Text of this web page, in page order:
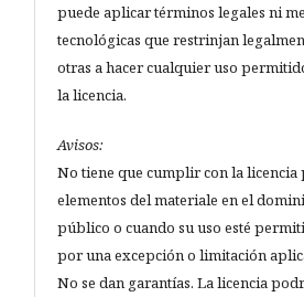
puede aplicar términos legales ni
tecnológicas que restrinjan
otras a hacer cualquier uso
la licencia.
Avisos:
No tiene que cumplir con la licencia
elementos del materiale en el
público o cuando su uso esté
por una excepción o limitación
No se dan garantías. La licencia